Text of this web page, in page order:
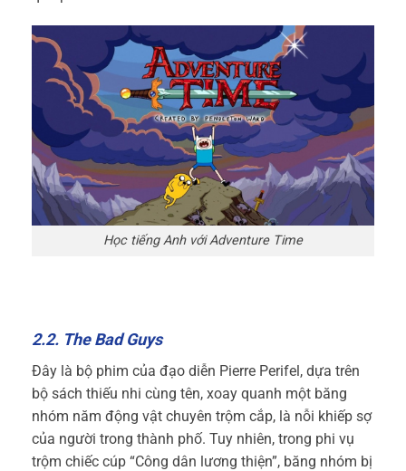
Học tiếng Anh với Adventure Time
2.2. The Bad Guys
Đây là bộ phim của đạo diễn Pierre Perifel, dựa trên
bộ sách thiếu nhi cùng tên, xoay quanh một băng
nhóm năm động vật chuyên trộm cắp, là nỗi khiếp sợ
của người trong thành phố. Tuy nhiên, trong phi vụ
trộm chiếc cúp “Công dân lương thiện”, băng nhóm bị